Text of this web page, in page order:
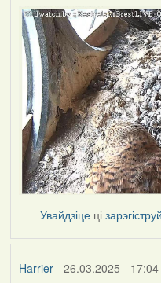
Увайдзіце ці
Harrier- 26.03.2025 - 17:04